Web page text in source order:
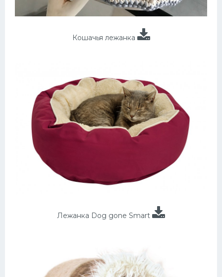
Кошачья лежанка
Лежанка Dog gone Smart